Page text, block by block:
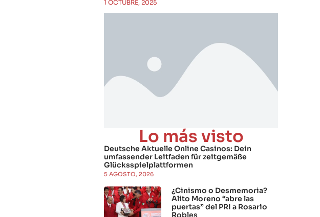
1 OCTUBRE, 2025
Lo más visto
Deutsche Aktuelle Online Casinos: Dein
umfassender Leitfaden für zeitgemäße
Glücksspielplattformen
5 AGOSTO, 2026
¿Cinismo o Desmemoria?
Alito Moreno “abre las
puertas” del PRI a Rosario
Robles